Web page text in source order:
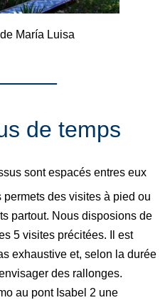
María Luisa
de temps
sont espacés entres eux
des visites à pied ou
partout. Nous disposions de
5 visites précitées. Il est
exhaustive et, selon la durée
des rallonges.
au pont Isabel 2 une